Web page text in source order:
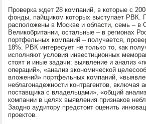
Проверка ждет 28 компаний, в которые с
фонды, пайщиком которых выступает РВК.
расположены в Москве и области, семь –
Великобритании, остальные – в регионах
портфельных компаний – получается,
18%. РВК интересует не только то, как
исполняют условия инвестиционных
стоят и иные задачи: выявление и анализ
операций», «анализ экономической
вложений» портфельных компаний,
неблагонадежности контрагентов, включая
поставщика с владельцами», «общий
компании в целях выявления признаков
Заодно аудитору предстоит оценить
проектов.